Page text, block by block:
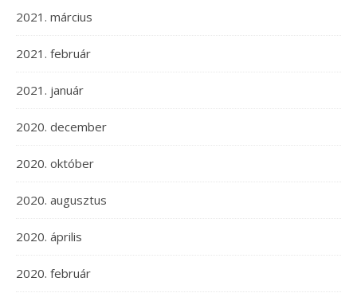
2021. március
2021. február
2021. január
2020. december
2020. október
2020. augusztus
2020. április
2020. február